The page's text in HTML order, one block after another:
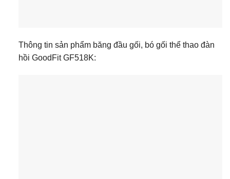
Thông tin sản phẩm băng đầu gối, bó gối thể thao đàn
hồi GoodFit GF518K: